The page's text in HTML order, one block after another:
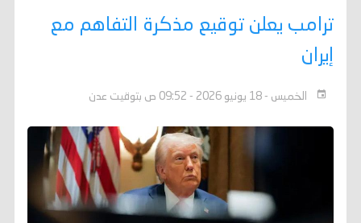
ترامب يعلن توقيع مذكرة التفاهم مع
إيران
الخميس - 18 يونيو 2026 - 09:52 ص بتوقيت عدن